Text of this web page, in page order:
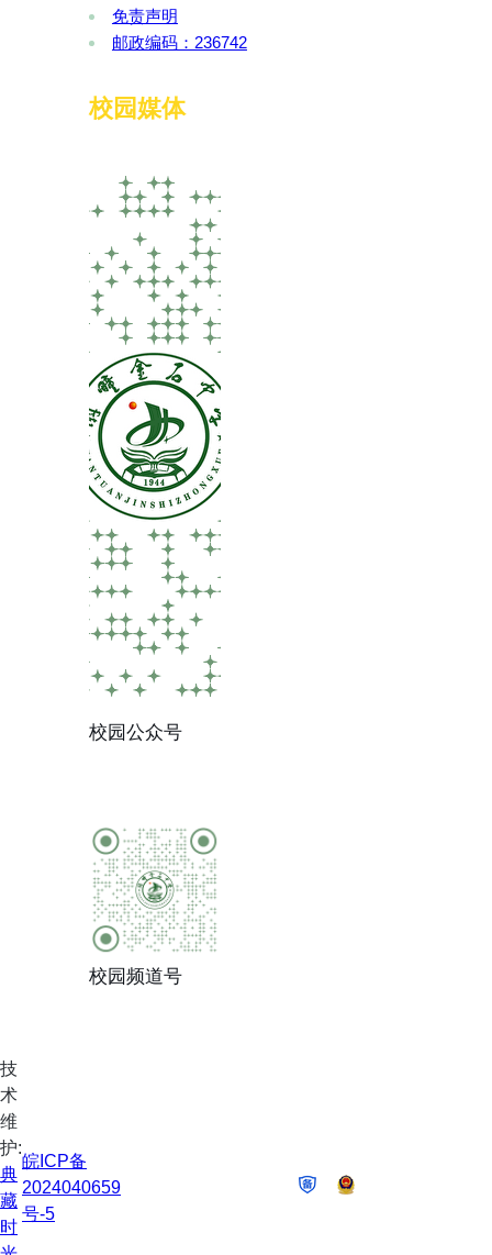
免责声明
邮政编码：236742
校园媒体
校园公众号
校园频道号
技
术
维
护:
典
藏
时
皖ICP备
2024040659
号-5